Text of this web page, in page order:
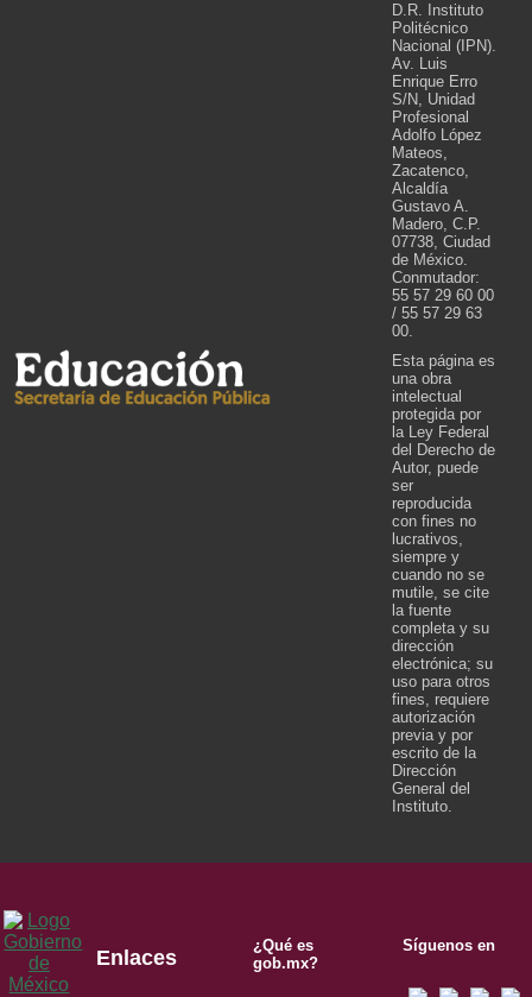
D.R. Instituto
Politécnico
Nacional (IPN).
Av. Luis
Enrique Erro
S/N, Unidad
Profesional
Adolfo López
Mateos,
Zacatenco,
Alcaldía
Gustavo A.
Madero, C.P.
07738, Ciudad
de México.
Conmutador:
55 57 29 60 00
/ 55 57 29 63
00.
Esta página es
una obra
intelectual
protegida por
la Ley Federal
del Derecho de
Autor, puede
ser
reproducida
con fines no
lucrativos,
siempre y
cuando no se
mutile, se cite
la fuente
completa y su
dirección
electrónica; su
uso para otros
fines, requiere
autorización
previa y por
escrito de la
Dirección
General del
Instituto.
Enlaces
¿Qué es
gob.mx?
Síguenos en